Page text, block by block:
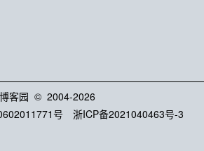
博客园 © 2004-2026
号
浙ICP备2021040463号-3